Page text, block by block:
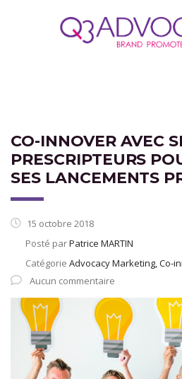
CO-INNOVER AVEC
PRESCRIPTEURS
SES LANCEMENTS
15 octobre 2018
Posté parPatrice MARTIN
Catégorie Advocacy Marketing, Co-
Aucun commentaire